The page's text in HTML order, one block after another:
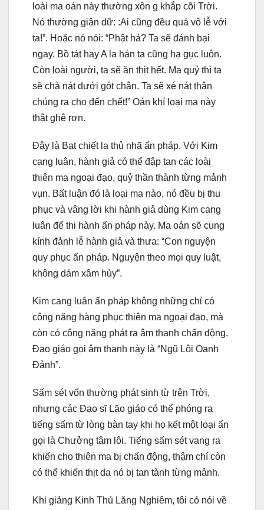
loài ma oán này thường xôn g khắp cõi Trời.
Nó thường giận dữ: :Ai cũng đều quá vô lễ với
ta!”. Hoặc nó nói: “Phật hả? Ta sẽ đánh bại
ngay. Bồ tát hay A la hán ta cũng hạ gục luôn.
Còn loài người, ta sẽ ăn thịt hết. Ma quỷ thì ta
sẽ chà nát dưới gót chân. Ta sẽ xé nát thân
chúng ra cho đến chết!” Oán khí loại ma này
thật ghê rợn.
Đây là Bạt chiết la thủ nhã ấn pháp. Với Kim
cang luân, hành giả có thể đập tan các loài
thiên ma ngoại đạo, quỷ thần thành từng mảnh
vụn. Bất luận đó là loại ma nào, nó đều bị thu
phục và vâng lời khi hành giả dùng Kim cang
luân để thi hành ấn pháp này. Ma oán sẽ cung
kính đảnh lễ hành giả và thưa: “Con nguyện
quy phục ấn pháp. Nguyện theo mọi quy luật,
không dám xâm hủy”.
Kim cang luân ấn pháp không những chỉ có
công năng hàng phục thiên ma ngoại đạo, mà
còn có công năng phát ra âm thanh chấn động.
Đạo giáo gọi âm thanh này là “Ngũ Lôi Oanh
Đảnh”.
Sấm sét vốn thường phát sinh từ trên Trời,
nhưng các Đạo sĩ Lão giáo có thể phóng ra
tiếng sấm từ lòng bàn tay khi họ kết một loại ấn
gọi là Chưởng tâm lôi. Tiếng sấm sét vang ra
khiến cho thiên ma bị chấn động, thậm chí còn
có thể khiến thịt da nó bị tan tành từng mảnh.
Khi giảng Kinh Thủ Lăng Nghiêm, tôi có nói về